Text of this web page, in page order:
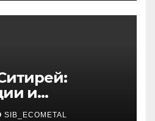
и
SIB_ECOMETAL